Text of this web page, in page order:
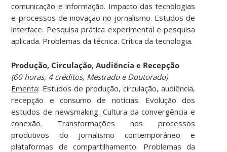
comunicação e informação. Impacto das tecnologias
e processos de inovação no jornalismo. Estudos de
interface. Pesquisa prática experimental e pesquisa
aplicada. Problemas da técnica. Crítica da tecnologia.
Produção, Circulação, Audiência e Recepção
(60 horas, 4 créditos, Mestrado e Doutorado)
Ementa: Estudos de produção, circulação, audiência,
recepção e consumo de notícias. Evolução dos
estudos de newsmaking. Cultura da convergência e
conexão. Transformações nos processos
produtivos do jornalismo contemporâneo e
plataformas de compartilhamento. Problemas da